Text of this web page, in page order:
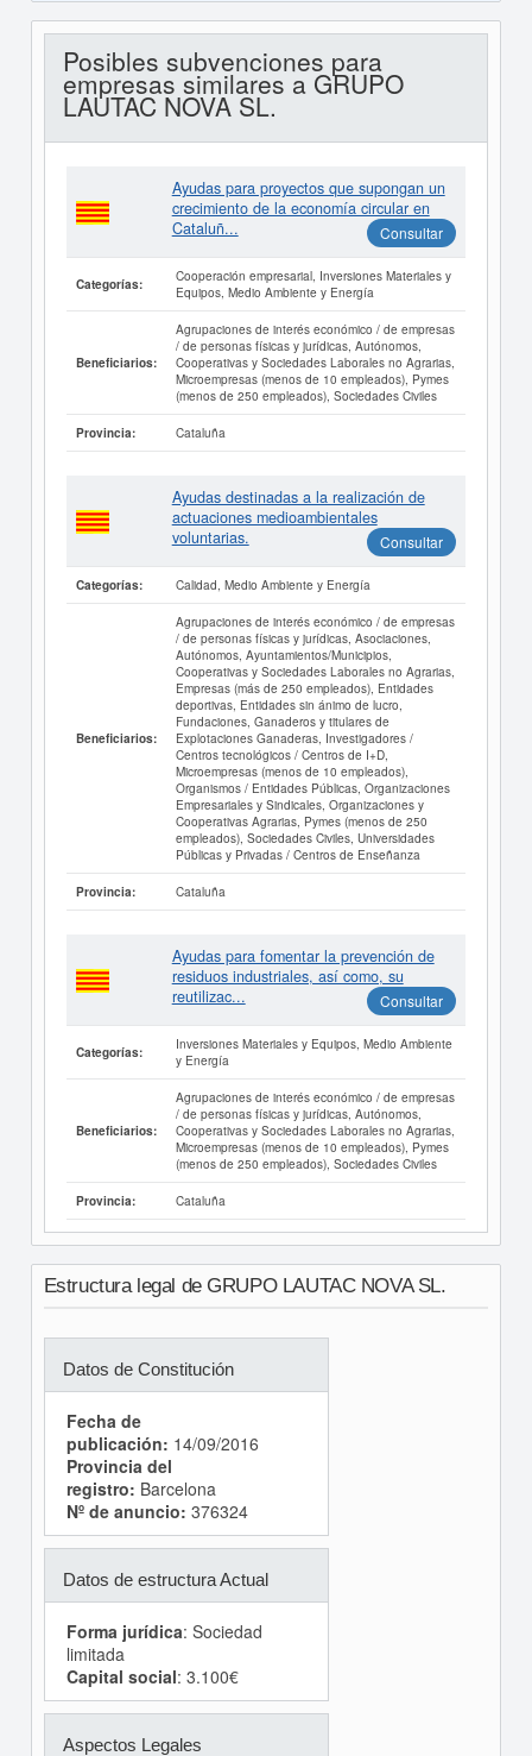
Posibles subvenciones para
empresas similares a GRUPO
LAUTAC NOVA SL.
Ayudas para proyectos que supongan un
crecimiento de la economía circular en
Cataluñ...
Consultar
Categorías:
Cooperación empresarial, Inversiones Materiales y
Equipos, Medio Ambiente y Energía
Beneficiarios:
Agrupaciones de interés económico / de empresas
/ de personas físicas y jurídicas, Autónomos,
Cooperativas y Sociedades Laborales no Agrarias,
Microempresas (menos de 10 empleados), Pymes
(menos de 250 empleados), Sociedades Civiles
Provincia: Cataluña
Ayudas destinadas a la realización de
actuaciones medioambientales
voluntarias.
Consultar
Categorías: Calidad, Medio Ambiente y Energía
Beneficiarios:
Agrupaciones de interés económico / de empresas
/ de personas físicas y jurídicas, Asociaciones,
Autónomos, Ayuntamientos/Municipios,
Cooperativas y Sociedades Laborales no Agrarias,
Empresas (más de 250 empleados), Entidades
deportivas, Entidades sin ánimo de lucro,
Fundaciones, Ganaderos y titulares de
Explotaciones Ganaderas, Investigadores /
Centros tecnológicos / Centros de I+D,
Microempresas (menos de 10 empleados),
Organismos / Entidades Públicas, Organizaciones
Empresariales y Sindicales, Organizaciones y
Cooperativas Agrarias, Pymes (menos de 250
empleados), Sociedades Civiles, Universidades
Públicas y Privadas / Centros de Enseñanza
Provincia: Cataluña
Ayudas para fomentar la prevención de
residuos industriales, así como, su
reutilizac...
Consultar
Categorías:
Inversiones Materiales y Equipos, Medio Ambiente
y Energía
Beneficiarios:
Agrupaciones de interés económico / de empresas
/ de personas físicas y jurídicas, Autónomos,
Cooperativas y Sociedades Laborales no Agrarias,
Microempresas (menos de 10 empleados), Pymes
(menos de 250 empleados), Sociedades Civiles
Provincia: Cataluña
Estructura legal de GRUPO LAUTAC NOVA SL.
Datos de Constitución
Fecha de
publicación: 14/09/2016
Provincia del
registro: Barcelona
Nº de anuncio: 376324
Datos de estructura Actual
Forma jurídica: Sociedad
limitada
Capital social: 3.100€
Aspectos Legales